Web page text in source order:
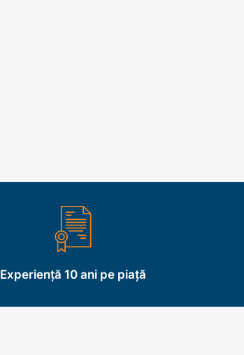
Experiență 10 ani pe piață